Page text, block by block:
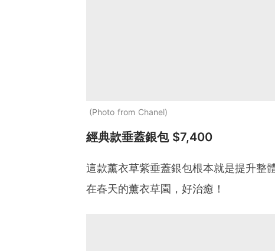
Photo from Chanel
經典款垂蓋銀包 $7,400
這款薰衣草紫垂蓋銀包根本就是提升整
在春天的薰衣草園，好治癒！